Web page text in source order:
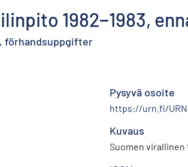
1982−1983,
förhandsuppgifter
Pysyvä osoite
https://urn.fi/
Kuvaus
Suomen virallinen